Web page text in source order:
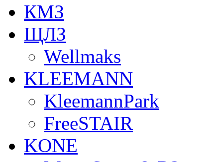
КМЗ
ЩЛЗ
Wellmaks
KLEEMANN
KleemannPark
FreeSTAIR
KONE